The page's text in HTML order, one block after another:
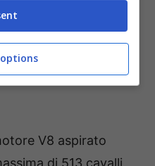
è uscita
immissione,
veicoli che stavano
V8 aspirato
di 513 cavalli,